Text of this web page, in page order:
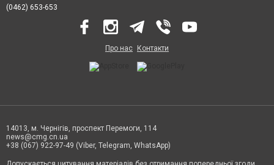
(0462) 653-653
Про нас Контакти
14013, м. Чернігів, проспект Перемоги, 114
news@cmg.cn.ua
+38 (067) 922-97-49 (Viber, Telegram, WhatsApp)